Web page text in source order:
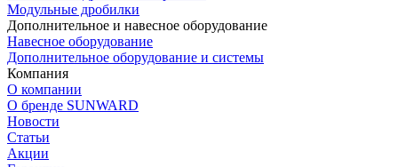
Модульные дробилки
Дополнительное и навесное оборудование
Навесное оборудование
Дополнительное оборудование и системы
Компания
О компании
О бренде SUNWARD
Новости
Статьи
Акции